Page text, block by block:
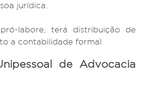
jurídica.
labore, terá distribuição de
a contabilidade formal.
de Advocacia